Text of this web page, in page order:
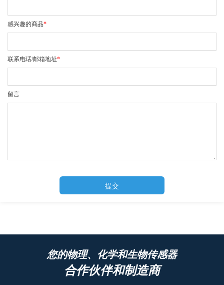
感兴趣的商品*
联系电话/邮箱地址*
留言
提交
您的物理、化学和生物传感器
合作伙伴和制造商